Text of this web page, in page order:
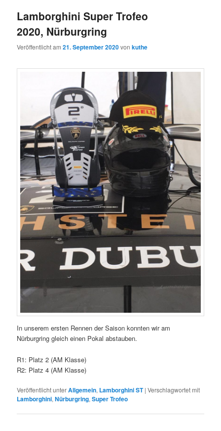
Lamborghini Super Trofeo
2020, Nürburgring
Veröffentlicht am21. September 2020vonkuthe
In unserem ersten Rennen der Saison konnten wir am
Nürburgring gleich einen Pokal abstauben.
R1: Platz 2 (AM Klasse)
R2: Platz 4 (AM Klasse)
Veröffentlicht unterAllgemein, Lamborghini ST |Verschlagwortet mit
Lamborghini,Nürburgring,Super Trofeo